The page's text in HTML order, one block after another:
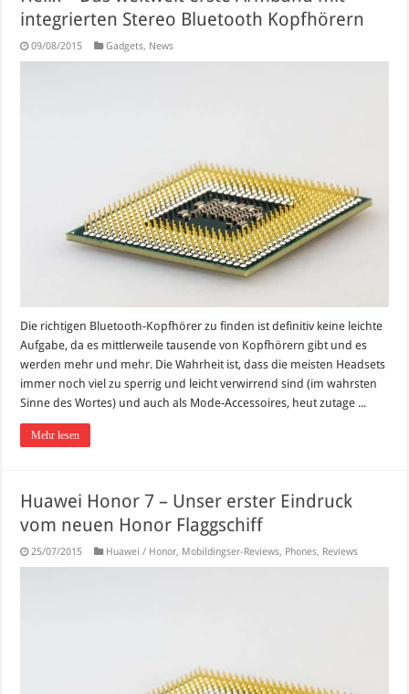
integrierten Stereo Bluetooth Kopfhörern
09/08/2015 Gadgets, News
Die richtigen Bluetooth-Kopfhörer zu finden ist definitiv keine leichte
Aufgabe, da es mittlerweile tausende von Kopfhörern gibt und es
werden mehr und mehr. Die Wahrheit ist, dass die meisten Headsets
immer noch viel zu sperrig und leicht verwirrend sind (im wahrsten
Sinne des Wortes) und auch als Mode-Accessoires, heut zutage ...
Mehr lesen
Huawei Honor 7 – Unser erster Eindruck
vom neuen Honor Flaggschiff
25/07/2015 Huawei / Honor, Mobildingser-Reviews, Phones, Reviews